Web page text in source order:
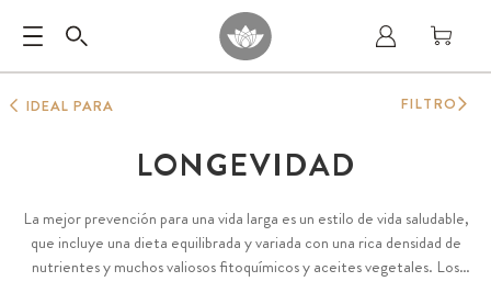
IDEAL PARA
LONGEVIDAD
La mejor prevención para una vida larga es un estilo de vida saludable,
que incluye una dieta equilibrada y variada con una rica densidad de
nutrientes y muchos valiosos fitoquímicos y aceites vegetales. Los
FILTRO